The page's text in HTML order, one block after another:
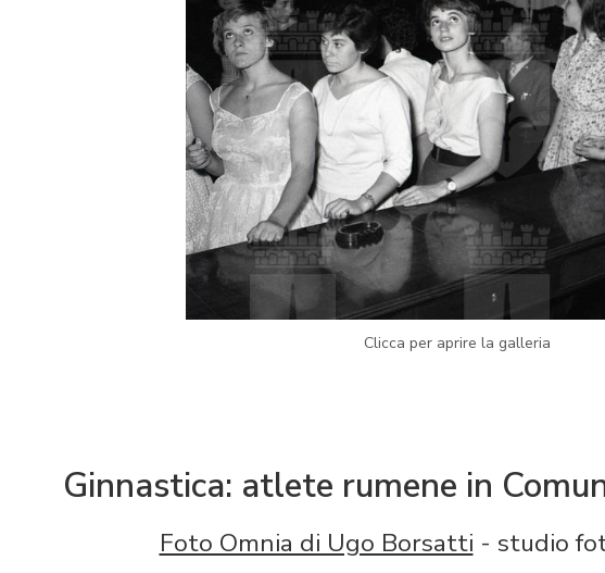
Clicca per aprire la galleria
Ginnastica: atlete rumene in
Foto Omnia di Ugo Borsatti - studio